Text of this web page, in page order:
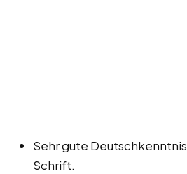
Sehr gute
Schrift.